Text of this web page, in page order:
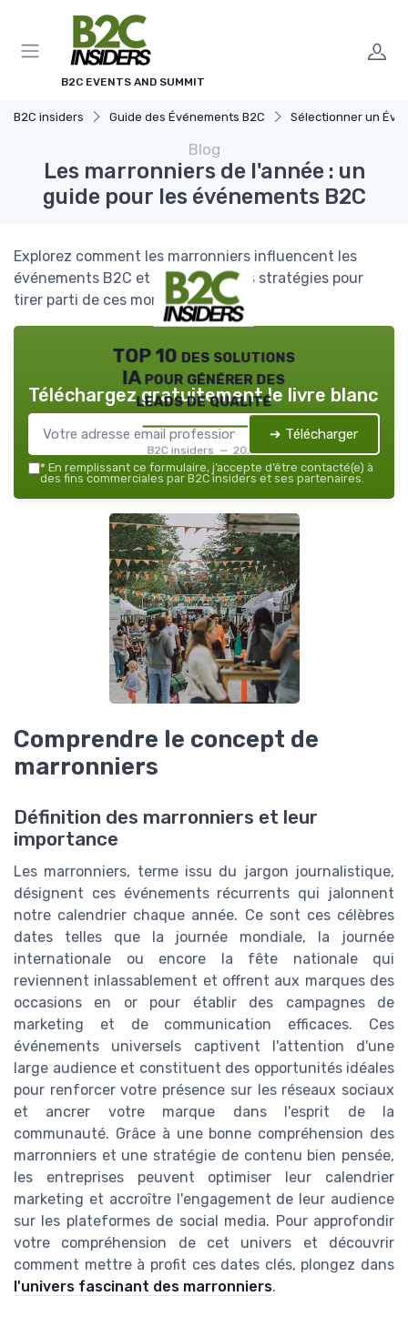
B2C EVENTS AND SUMMIT
B2C insiders Guide des Événements B2C Sélectionner un Événement
Blog
Les marronniers de l'année : un
guide pour les événements B2C
Explorez comment les marronniers influencent les
événements B2C et découvrez des stratégies pour
tirer parti de ces moments clés.
TOP 10 des solutions
IA pour générer des
leads de qualité
B2C insiders — 2026
Téléchargez gratuitement le livre blanc
➔ Télécharger
* En remplissant ce formulaire, j’accepte d’être contacté(e) à
des fins commerciales par B2C insiders et ses partenaires.
Comprendre le concept de
marronniers
Définition des marronniers et leur
importance
Les marronniers, terme issu du jargon journalistique,
désignent ces événements récurrents qui jalonnent
notre calendrier chaque année. Ce sont ces célèbres
dates telles que la journée mondiale, la journée
internationale ou encore la fête nationale qui
reviennent inlassablement et offrent aux marques des
occasions en or pour établir des campagnes de
marketing et de communication efficaces. Ces
événements universels captivent l'attention d'une
large audience et constituent des opportunités idéales
pour renforcer votre présence sur les réseaux sociaux
et ancrer votre marque dans l'esprit de la
communauté. Grâce à une bonne compréhension des
marronniers et une stratégie de contenu bien pensée,
les entreprises peuvent optimiser leur calendrier
marketing et accroître l'engagement de leur audience
sur les plateformes de social media. Pour approfondir
votre compréhension de cet univers et découvrir
comment mettre à profit ces dates clés, plongez dans
l'univers fascinant des marronniers.
Panneau de gestion des cookies